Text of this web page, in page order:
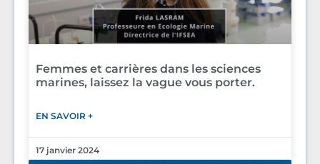
Femmes et carrières dans les sciences
marines, laissez la vague vous porter.
EN SAVOIR +
17 janvier 2024